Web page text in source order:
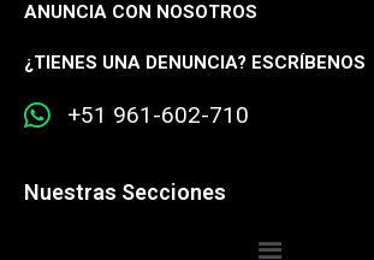
ANUNCIA CON NOSOTROS
¿TIENES UNA DENUNCIA? ESCRÍBENOS
+51 961-602-710
Nuestras Secciones